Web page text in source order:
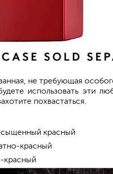
не требующая
использовать эти
похвастаться.
красный
красный
красный